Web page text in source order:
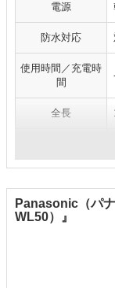
電源
防水対応
使用時間／充電時
間
全長
Panasonic（パ
WL50）』